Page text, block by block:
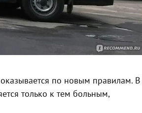
по новым правилам. В
только к тем больным,